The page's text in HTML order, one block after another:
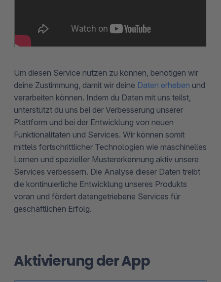
Um diesen Service nutzen zu können, benötigen wir
deine Zustimmung, damit wir deine Daten erheben und
verarbeiten können. Indem du Daten mit uns teilst,
unterstützt du uns bei der Verbesserung unserer
Plattform und bei der Entwicklung von neuen
Funktionalitäten und Services. Wir können somit
mittels fortschrittlicher Technologien wie maschinelles
Lernen und spezieller Mustererkennung aktiv unsere
Services verbessern. Die Analyse dieser Daten treibt
die kontinuierliche Entwicklung unseres Produkts
voran und fördert datengetriebene Services für
geschäftlichen Erfolg.
Aktivierung der App